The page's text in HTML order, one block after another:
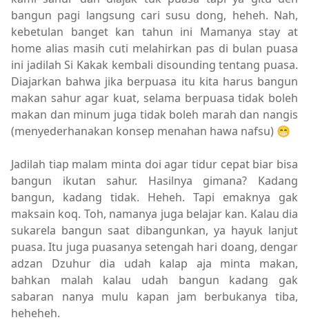
bangun pagi langsung cari susu dong, heheh. Nah,
kebetulan banget kan tahun ini Mamanya stay at
home alias masih cuti melahirkan pas di bulan puasa
ini jadilah Si Kakak kembali disounding tentang puasa.
Diajarkan bahwa jika berpuasa itu kita harus bangun
makan sahur agar kuat, selama berpuasa tidak boleh
makan dan minum juga tidak boleh marah dan nangis
(menyederhanakan konsep menahan hawa nafsu) 😁
Jadilah tiap malam minta doi agar tidur cepat biar bisa
bangun ikutan sahur. Hasilnya gimana? Kadang
bangun, kadang tidak. Heheh. Tapi emaknya gak
maksain koq. Toh, namanya juga belajar kan. Kalau dia
sukarela bangun saat dibangunkan, ya hayuk lanjut
puasa. Itu juga puasanya setengah hari doang, dengar
adzan Dzuhur dia udah kalap aja minta makan,
bahkan malah kalau udah bangun kadang gak
sabaran nanya mulu kapan jam berbukanya tiba,
heheheh.